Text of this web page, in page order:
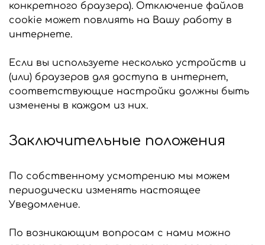
конкретного браузера). Отключение файлов
cookie может повлиять на Вашу работу в
интернете.
Если вы используете несколько устройств и
(или) браузеров для доступа в интернет,
соответствующие настройки должны быть
изменены в каждом из них.
Заключительные положения
По собственному усмотрению мы можем
периодически изменять настоящее
Уведомление.
По возникающим вопросам с нами можно